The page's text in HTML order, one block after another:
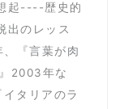
起----歴史的
出のレッス
『言葉が肉
2003年な
タリアのラ